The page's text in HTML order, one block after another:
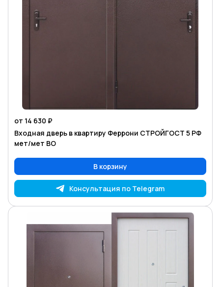
от 14 630 ₽
Входная дверь в квартиру Феррони СТРОЙГОСТ 5 РФ
мет/мет ВО
В корзину
Консультация по Telegram